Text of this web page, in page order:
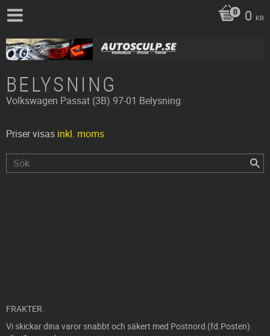
0 KR
BELYSNING
Volkswagen Passat (3B) 97-01 Belysning
Priser visas inkl. moms
FRAKTER.
Vi skickar dina varor snabbt och säkert med Postnord (fd.Posten)